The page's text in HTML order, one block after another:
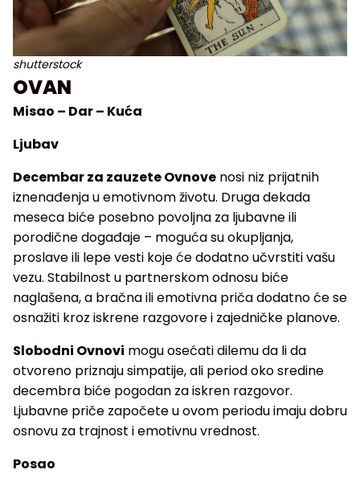
shutterstock
OVAN
Misao – Dar – Kuća
Ljubav
Decembar za zauzete Ovnove nosi niz prijatnih
iznenađenja u emotivnom životu. Druga dekada
meseca biće posebno povoljna za ljubavne ili
porodične događaje – moguća su okupljanja,
proslave ili lepe vesti koje će dodatno učvrstiti vašu
vezu. Stabilnost u partnerskom odnosu biće
naglašena, a bračna ili emotivna priča dodatno će se
osnažiti kroz iskrene razgovore i zajedničke planove.
Slobodni Ovnovi mogu osećati dilemu da li da
otvoreno priznaju simpatije, ali period oko sredine
decembra biće pogodan za iskren razgovor.
Ljubavne priče započete u ovom periodu imaju dobru
osnovu za trajnost i emotivnu vrednost.
Posao